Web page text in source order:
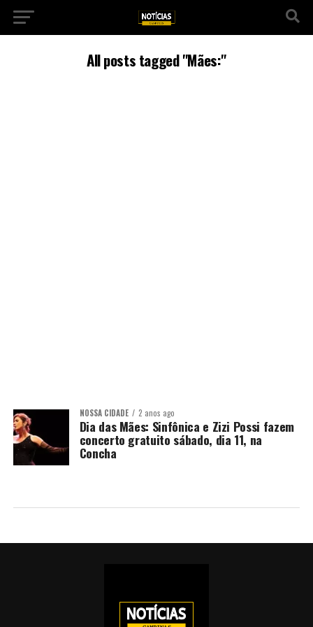
All posts tagged "Mães:"
NOSSA CIDADE 2 anos ago
Dia das Mães: Sinfônica e Zizi Possi fazem
concerto gratuito sábado, dia 11, na
Concha